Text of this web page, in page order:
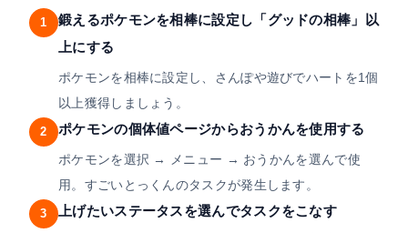
1
鍛えるポケモンを相棒に設定し「グッドの相棒」以
上にする
ポケモンを相棒に設定し、さんぽや遊びでハートを1個
以上獲得しましょう。
2 ポケモンの個体値ページからおうかんを使用する
ポケモンを選択 → メニュー → おうかんを選んで使
用。すごいとっくんのタスクが発生します。
3 上げたいステータスを選んでタスクをこなす